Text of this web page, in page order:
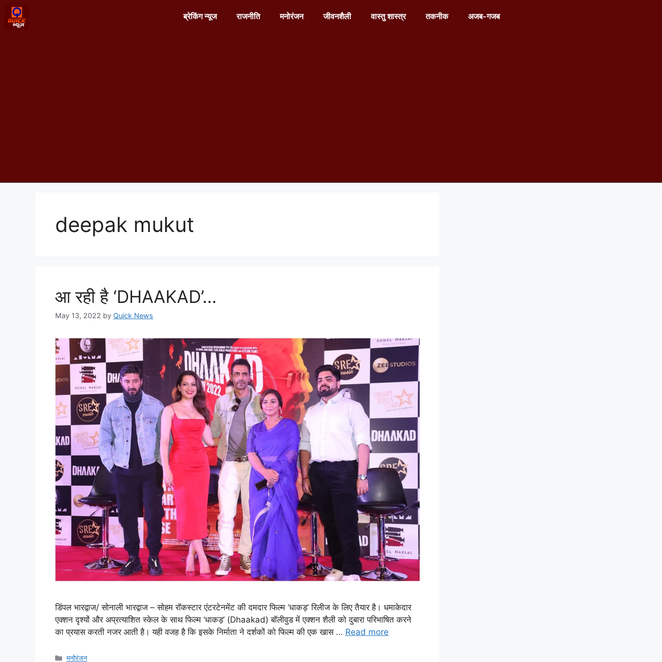
ब्रेकिंग न्यूज राजनीति मनोरंजन जीवनशैली वास्तु शास्त्र तकनीक अजब-गजब
deepak mukut
आ रही है ‘DHAAKAD’…
May 13, 2022 by Quick News
डिंपल भारद्वाज/ सोनाली भारद्वाज – सोहम रॉकस्टार एंटरटेनमेंट की दमदार फिल्म ‘धाकड़’ रिलीज के लिए तैयार है। धमाकेदार
एक्शन दृश्यों और अप्रत्याशित स्केल के साथ फिल्म ‘धाकड़’ (Dhaakad) बॉलीवुड में एक्शन शैली को दुबारा परिभाषित करने
का प्रयास करती नजर आती है। यही वजह है कि इसके निर्माता ने दर्शकों को फिल्म की एक खास … Read more
मनोरंजन